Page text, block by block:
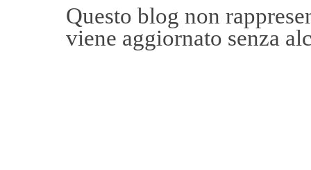
Questo blog non
viene aggiornato senza